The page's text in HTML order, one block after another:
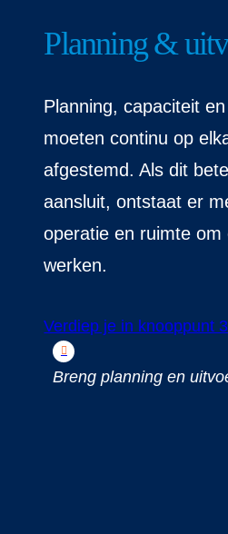
Planning &
Planning, capaciteit
moeten continu op
afgestemd. Als dit
aansluit, ontstaat er
operatie en ruimte om
werken.
Verdiep je in knooppunt 3
Breng planning en